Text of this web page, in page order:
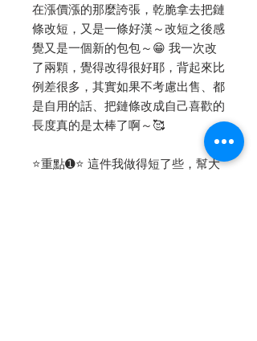
在漲價漲的那麼誇張，乾脆拿去把鏈
條改短，又是一條好漢～改短之後感
覺又是一個新的包包～😁 我一次改
了兩顆，覺得改得很好耶，背起來比
例差很多，其實如果不考慮出售、都
是自用的話、把鏈條改成自己喜歡的
長度真的是太棒了啊～🥰
⭐️重點➊⭐️ 這件我做得短了些，幫大